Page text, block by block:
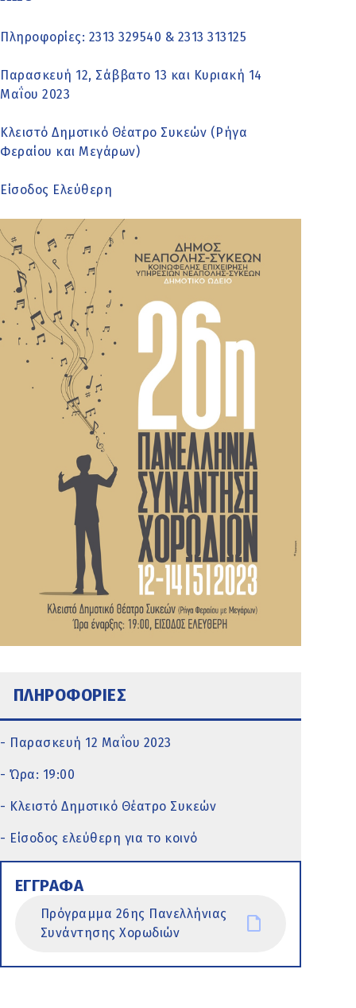
Πληροφορίες: 2313 329540 & 2313 313125
Παρασκευή 12, Σάββατο 13 και Κυριακή 14
Μαΐου 2023
Κλειστό Δημοτικό Θέατρο Συκεών (Ρήγα
Φεραίου και Μεγάρων)
Είσοδος Ελεύθερη
ΠΛΗΡΟΦΟΡΙΕΣ
- Παρασκευή 12 Μαΐου 2023
- Ώρα: 19:00
- Κλειστό Δημοτικό Θέατρο Συκεών
- Είσοδος ελεύθερη για το κοινό
ΕΓΓΡΑΦΑ
Πρόγραμμα 26ης Πανελλήνιας
Συνάντησης Χορωδιών